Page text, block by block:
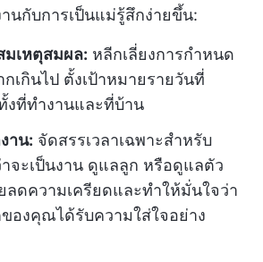
นกับการเป็นแม่รู้สึกง่ายขึ้น:
มเหตุสมผล: หลีกเลี่ยงการกำหนด
เกินไป ตั้งเป้าหมายรายวันที่
งที่ทำงานและที่บ้าน
าน: จัดสรรเวลาเฉพาะสำหรับ
จะเป็นงาน ดูแลลูก หรือดูแลตัว
ลดความเครียดและทำให้มั่นใจว่า
องคุณได้รับความใส่ใจอย่าง